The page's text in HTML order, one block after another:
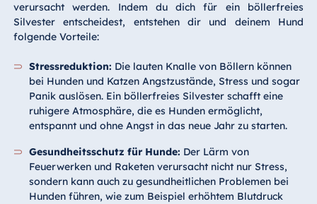
verursacht werden. Indem du dich für ein böllerfreies
Silvester entscheidest, entstehen dir und deinem Hund
folgende Vorteile:
Stressreduktion: Die lauten Knalle von Böllern können
bei Hunden und Katzen Angstzustände, Stress und sogar
Panik auslösen. Ein böllerfreies Silvester schafft eine
ruhigere Atmosphäre, die es Hunden ermöglicht,
entspannt und ohne Angst in das neue Jahr zu starten.
Gesundheitsschutz für Hunde: Der Lärm von
Feuerwerken und Raketen verursacht nicht nur Stress,
sondern kann auch zu gesundheitlichen Problemen bei
Hunden führen, wie zum Beispiel erhöhtem Blutdruck